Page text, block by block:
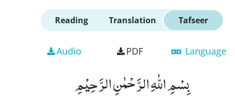
Reading Translation Tafseer
Audio PDF Language
بِسْمِ اللّٰهِ الرَّحْمٰنِ الرَّحِیْمِ